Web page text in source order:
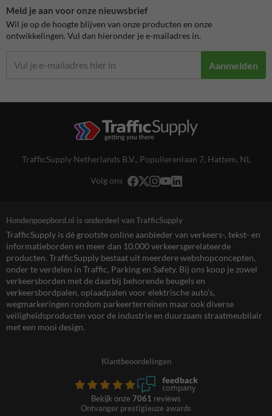
Meld je aan voor onze nieuwsbrief
Wil je op de hoogte blijven van onze producten en onze
ontwikkelingen. Vul dan hieronder je e-mailadres in.
Aanmelden
TrafficSupply Netherlands B.V., Populierenlaan 7, Hattem, NL
Volg ons
Hondenpoepbord.nl is onderdeel van TrafficSupply
TrafficSupply is dé grootste online aanbieder van verkeers-, tekst- en
informatieborden en meer dan 10.000 verkeersgerelateerde
producten. TrafficSupply bestaat uit meerdere webshopconcepten,
onder te verdelen in Traffic, Parking en Safety. Bij ons koop je zowel
verkeersborden met de daarbij behorende beugels en
verkeersbordpalen, oplaadpalen voor elektrische auto’s,
wegmarkeringen rondom parkeerterreinen maar ook diverse
veiligheidsproducten voor de industrie en duurzaam straatmeubilair
met een mooi design.
Klantbeoordelingen
Bekijk onze 7061 reviews
Ontvanger prestigieuze awards